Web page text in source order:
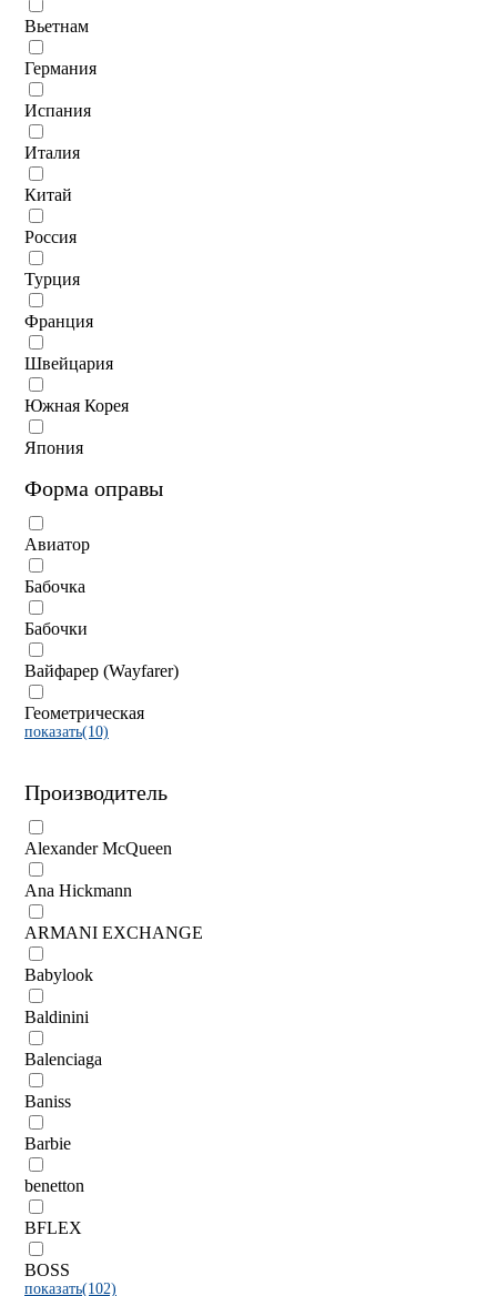
Вьетнам
Германия
Испания
Италия
Китай
Россия
Турция
Франция
Швейцария
Южная Корея
Япония
Форма оправы
Авиатор
Бабочка
Бабочки
Вайфарер (Wayfarer)
Геометрическая
показать(10)
Производитель
Alexander McQueen
Ana Hickmann
ARMANI EXCHANGE
Babylook
Baldinini
Balenciaga
Baniss
Barbie
benetton
BFLEX
BOSS
показать(102)